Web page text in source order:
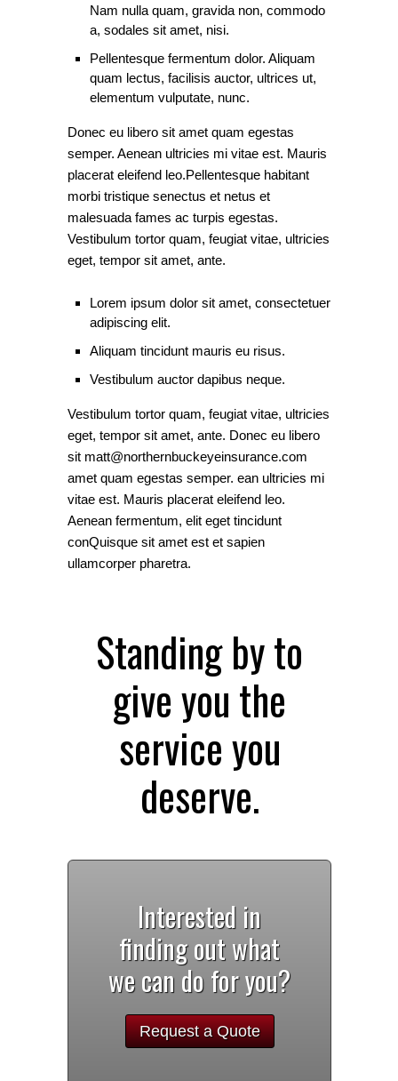
Nam nulla quam, gravida non, commodo
a, sodales sit amet, nisi.
Pellentesque fermentum dolor. Aliquam
quam lectus, facilisis auctor, ultrices ut,
elementum vulputate, nunc.
Donec eu libero sit amet quam egestas
semper. Aenean ultricies mi vitae est. Mauris
placerat eleifend leo.Pellentesque habitant
morbi tristique senectus et netus et
malesuada fames ac turpis egestas.
Vestibulum tortor quam, feugiat vitae, ultricies
eget, tempor sit amet, ante.
Lorem ipsum dolor sit amet, consectetuer
adipiscing elit.
Aliquam tincidunt mauris eu risus.
Vestibulum auctor dapibus neque.
Vestibulum tortor quam, feugiat vitae, ultricies
eget, tempor sit amet, ante. Donec eu libero
sit matt@northernbuckeyeinsurance.com
amet quam egestas semper. ean ultricies mi
vitae est. Mauris placerat eleifend leo.
Aenean fermentum, elit eget tincidunt
conQuisque sit amet est et sapien
ullamcorper pharetra.
Standing by to
give you the
service you
deserve.
Interested in
finding out what
we can do for you?
Request a Quote